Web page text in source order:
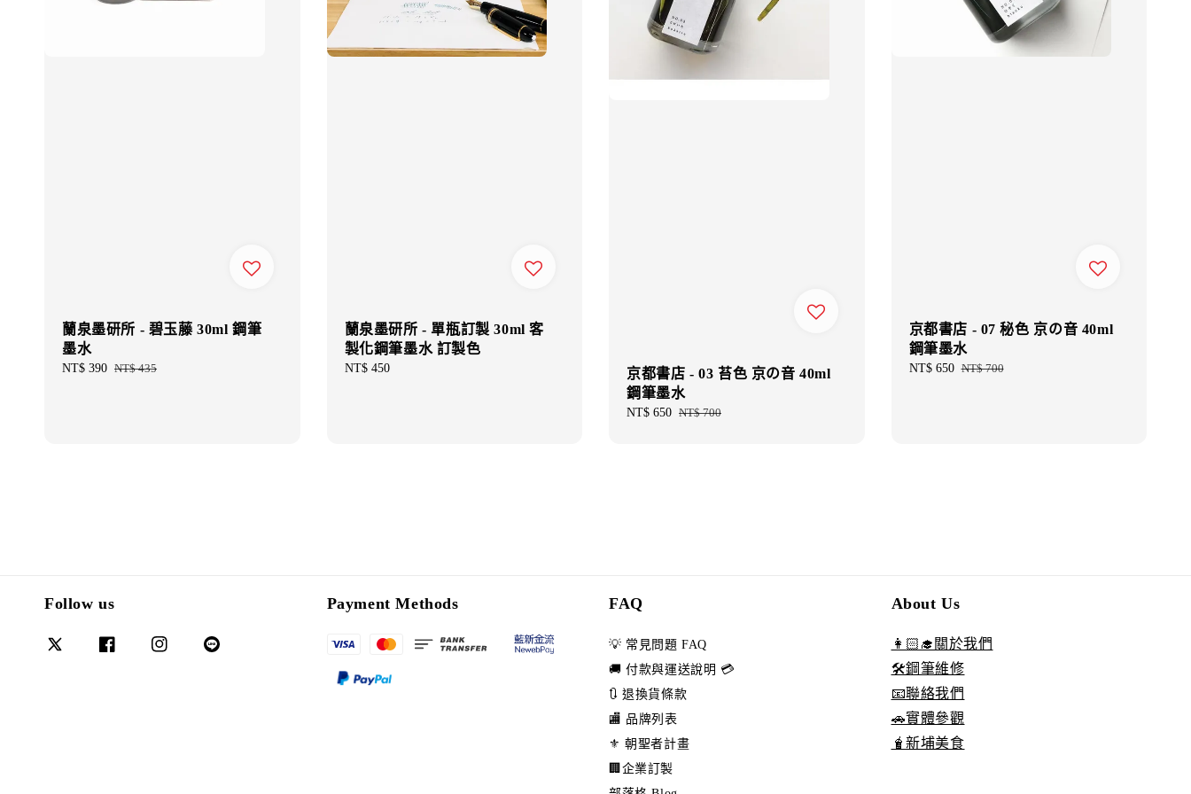
蘭泉墨研所 - 碧玉藤 30ml 鋼筆
墨水
Sale
NT$ 390 Regular
NT$ 435
蘭泉墨研所 - 單瓶訂製 30ml 客
製化鋼筆墨水 訂製色
Regular
NT$ 450
京都書店 - 03 苔色 京の音 40ml
鋼筆墨水
Sale
NT$ 650 Regular
NT$ 700
京都書店 - 07 秘色 京の音 40ml
鋼筆墨水
Sale
NT$ 650 Regular
NT$ 700
Follow us Payment Methods FAQ
💡 常見問題 FAQ
🚚 付款與運送說明 💳
🔃 退換貨條款
🏬 品牌列表
⚜️ 朝聖者計畫
🏢企業訂製
About Us
👩🏻‍🎓關於我們
🛠️鋼筆維修
📧聯絡我們
🚗實體參觀
🧋新埔美食